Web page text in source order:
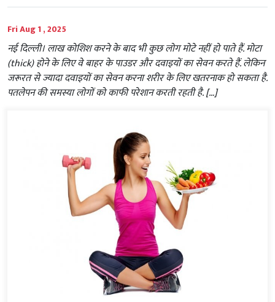
Fri Aug 1 , 2025
नई दिल्‍ली। लाख कोशिश करने के बाद भी कुछ लोग मोटे नहीं हो पाते हैं. मोटा
(thick) होने के लिए वे बाहर के पाउडर और दवाइयों का सेवन करते हैं. लेकिन
जरूरत से ज्यादा दवाइयों का सेवन करना शरीर के लिए खतरनाक हो सकता है.
पतलेपन की समस्या लोगों को काफी परेशान करती रहती है. […]